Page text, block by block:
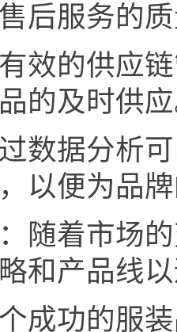
后服务的
效的供应
的及时供
数据分析
以便为品
随着市场
和产品线
成功的服